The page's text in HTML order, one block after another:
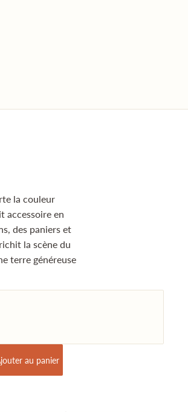
la couleur
accessoire en
des paniers et
la scène du
terre généreuse
au panier